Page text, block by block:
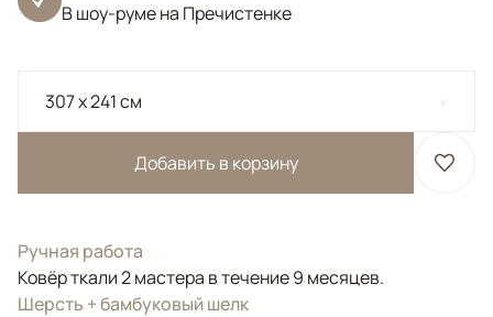
В шоу-руме на Пречистенке
307 x 241 см
Добавить в корзину
Ручная работа
Ковёр ткали 2 мастера в течение 9 месяцев.
Шерсть + бамбуковый шелк